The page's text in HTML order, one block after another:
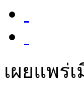
เผยแพร่